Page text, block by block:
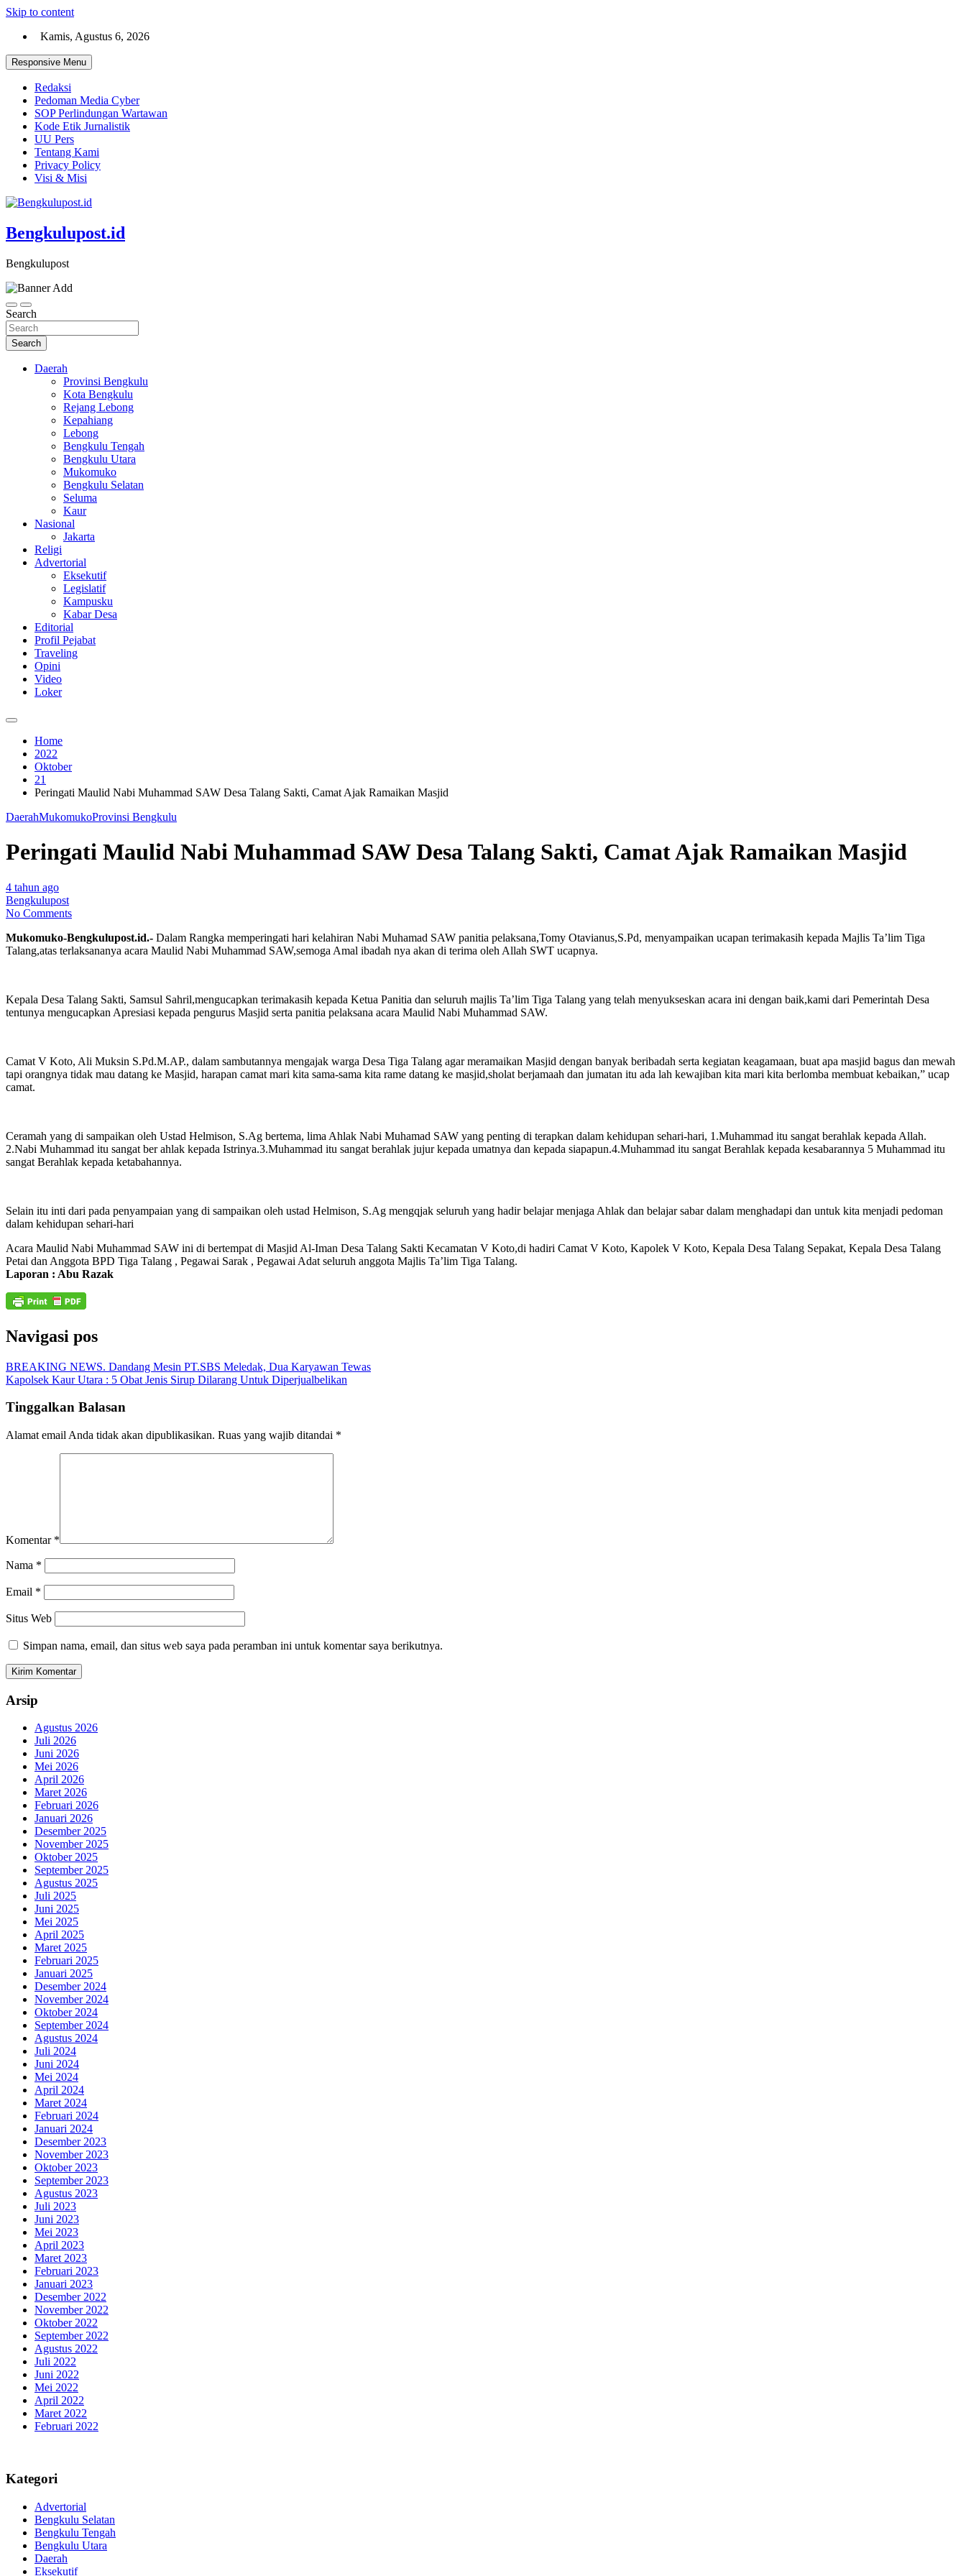
Skip to content
Kamis, Agustus 6, 2026
Responsive Menu
Redaksi
Pedoman Media Cyber
SOP Perlindungan Wartawan
Kode Etik Jurnalistik
UU Pers
Tentang Kami
Privacy Policy
Visi & Misi
Bengkulupost.id
Bengkulupost
Search
Search
Daerah
Provinsi Bengkulu
Kota Bengkulu
Rejang Lebong
Kepahiang
Lebong
Bengkulu Tengah
Bengkulu Utara
Mukomuko
Bengkulu Selatan
Seluma
Kaur
Nasional
Jakarta
Religi
Advertorial
Eksekutif
Legislatif
Kampusku
Kabar Desa
Editorial
Profil Pejabat
Traveling
Opini
Video
Loker
Home
2022
Oktober
21
Peringati Maulid Nabi Muhammad SAW Desa Talang Sakti, Camat Ajak Ramaikan Masjid
DaerahMukomukoProvinsi Bengkulu
Peringati Maulid Nabi Muhammad SAW Desa Talang Sakti, Camat Ajak Ramaikan Masjid
4 tahun ago
Bengkulupost
No Comments
Mukomuko-Bengkulupost.id.- Dalam Rangka memperingati hari kelahiran Nabi Muhamad SAW panitia pelaksana,Tomy Otavianus,S.Pd, menyampaikan ucapan terimakasih kepada Majlis Ta’lim Tiga
Talang,atas terlaksananya acara Maulid Nabi Muhammad SAW,semoga Amal ibadah nya akan di terima oleh Allah SWT ucapnya.
Kepala Desa Talang Sakti, Samsul Sahril,mengucapkan terimakasih kepada Ketua Panitia dan seluruh majlis Ta’lim Tiga Talang yang telah menyukseskan acara ini dengan baik,kami dari Pemerintah Desa
tentunya mengucapkan Apresiasi kepada pengurus Masjid serta panitia pelaksana acara Maulid Nabi Muhammad SAW.
Camat V Koto, Ali Muksin S.Pd.M.AP., dalam sambutannya mengajak warga Desa Tiga Talang agar meramaikan Masjid dengan banyak beribadah serta kegiatan keagamaan, buat apa masjid bagus dan mewah
tapi orangnya tidak mau datang ke Masjid, harapan camat mari kita sama-sama kita rame datang ke masjid,sholat berjamaah dan jumatan itu ada lah kewajiban kita mari kita berlomba membuat kebaikan,” ucap
camat.
Ceramah yang di sampaikan oleh Ustad Helmison, S.Ag bertema, lima Ahlak Nabi Muhamad SAW yang penting di terapkan dalam kehidupan sehari-hari, 1.Muhammad itu sangat berahlak kepada Allah.
2.Nabi Muhammad itu sangat ber ahlak kepada Istrinya.3.Muhammad itu sangat berahlak jujur kepada umatnya dan kepada siapapun.4.Muhammad itu sangat Berahlak kepada kesabarannya 5 Muhammad itu
sangat Berahlak kepada ketabahannya.
Selain itu inti dari pada penyampaian yang di sampaikan oleh ustad Helmison, S.Ag mengqjak seluruh yang hadir belajar menjaga Ahlak dan belajar sabar dalam menghadapi dan untuk kita menjadi pedoman
dalam kehidupan sehari-hari
Acara Maulid Nabi Muhammad SAW ini di bertempat di Masjid Al-Iman Desa Talang Sakti Kecamatan V Koto,di hadiri Camat V Koto, Kapolek V Koto, Kepala Desa Talang Sepakat, Kepala Desa Talang
Petai dan Anggota BPD Tiga Talang , Pegawai Sarak , Pegawai Adat seluruh anggota Majlis Ta’lim Tiga Talang.
Laporan : Abu Razak
Navigasi pos
BREAKING NEWS. Dandang Mesin PT.SBS Meledak, Dua Karyawan Tewas
Kapolsek Kaur Utara : 5 Obat Jenis Sirup Dilarang Untuk Diperjualbelikan
Tinggalkan Balasan
Alamat email Anda tidak akan dipublikasikan. Ruas yang wajib ditandai *
Komentar *
Nama *
Email *
Situs Web
Simpan nama, email, dan situs web saya pada peramban ini untuk komentar saya berikutnya.
Arsip
Agustus 2026
Juli 2026
Juni 2026
Mei 2026
April 2026
Maret 2026
Februari 2026
Januari 2026
Desember 2025
November 2025
Oktober 2025
September 2025
Agustus 2025
Juli 2025
Juni 2025
Mei 2025
April 2025
Maret 2025
Februari 2025
Januari 2025
Desember 2024
November 2024
Oktober 2024
September 2024
Agustus 2024
Juli 2024
Juni 2024
Mei 2024
April 2024
Maret 2024
Februari 2024
Januari 2024
Desember 2023
November 2023
Oktober 2023
September 2023
Agustus 2023
Juli 2023
Juni 2023
Mei 2023
April 2023
Maret 2023
Februari 2023
Januari 2023
Desember 2022
November 2022
Oktober 2022
September 2022
Agustus 2022
Juli 2022
Juni 2022
Mei 2022
April 2022
Maret 2022
Februari 2022
Kategori
Advertorial
Bengkulu Selatan
Bengkulu Tengah
Bengkulu Utara
Daerah
Eksekutif